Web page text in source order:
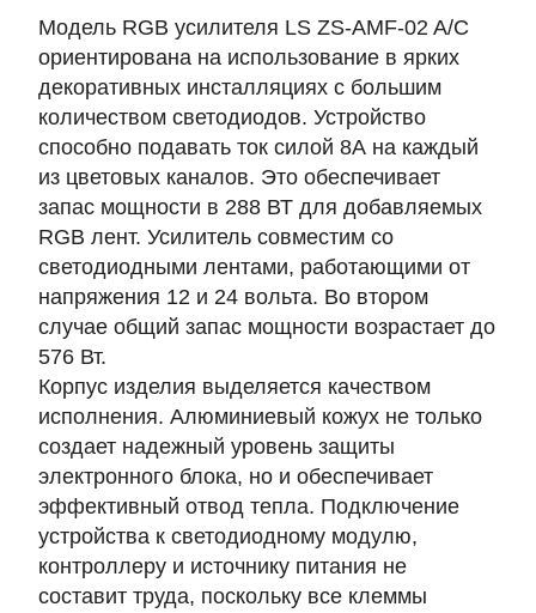
Модель RGB усилителя LS ZS-AMF-02 A/C
ориентирована на использование в ярких
декоративных инсталляциях с большим
количеством светодиодов. Устройство
способно подавать ток силой 8А на каждый
из цветовых каналов. Это обеспечивает
запас мощности в 288 ВТ для добавляемых
RGB лент. Усилитель совместим со
светодиодными лентами, работающими от
напряжения 12 и 24 вольта. Во втором
случае общий запас мощности возрастает до
576 Вт.
Корпус изделия выделяется качеством
исполнения. Алюминиевый кожух не только
создает надежный уровень защиты
электронного блока, но и обеспечивает
эффективный отвод тепла. Подключение
устройства к светодиодному модулю,
контроллеру и источнику питания не
составит труда, поскольку все клеммы